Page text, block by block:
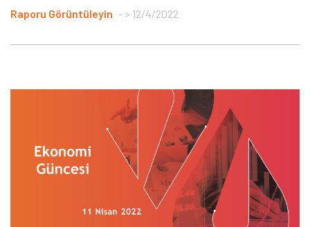
Raporu Görüntüleyin > 12/4/2022